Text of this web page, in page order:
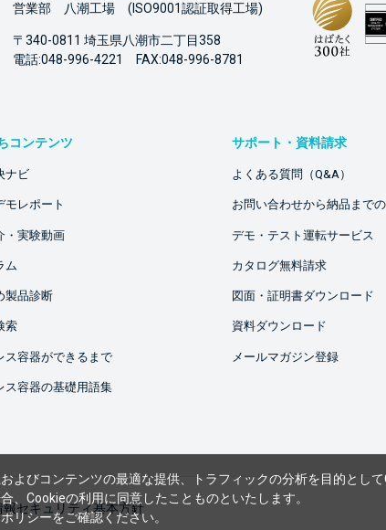
営業部 八潮工場 (ISO9001認証取得工場)
〒340-0811 埼玉県八潮市二丁目358
電話:048-996-4221 FAX:048-996-8781
コンテンツ
ナビ
モレポート
・実験動画
ム
製品診断
索
ス容器ができるまで
ス容器の基礎用語集
サポート・資料請求
よくある質問（Q&A）
お問い合わせから納品まで
デモ・テスト運転サービス
カタログ無料請求
図面・証明書ダウンロード
資料ダウンロード
メールマガジン登録
報セキュリティ基本方針
よびコンテンツの最適な提供、トラフィックの分析を目的として
、Cookieの利用に同意したことものといたします。
リシーをご確認ください。